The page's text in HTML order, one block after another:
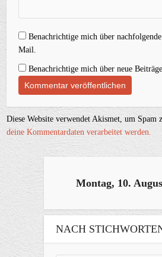
Benachrichtige mich über
Mail.
Benachrichtige mich über neue
Diese Website verwendet Akismet, um Spam
deine Kommentardaten verarbeitet werden.
Montag, 10.
NACH